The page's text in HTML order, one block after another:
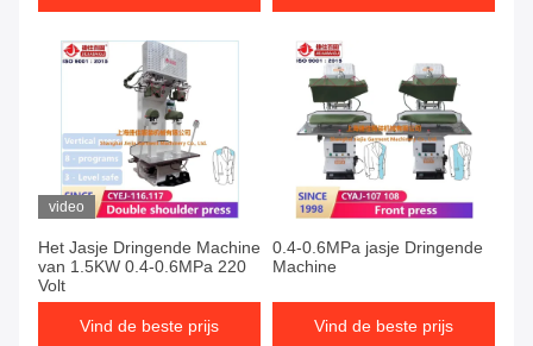
video
Het Jasje Dringende Machine
van 1.5KW 0.4-0.6MPa 220
Volt
Vind de beste prijs
0.4-0.6MPa jasje Dringende
Machine
Vind de beste prijs